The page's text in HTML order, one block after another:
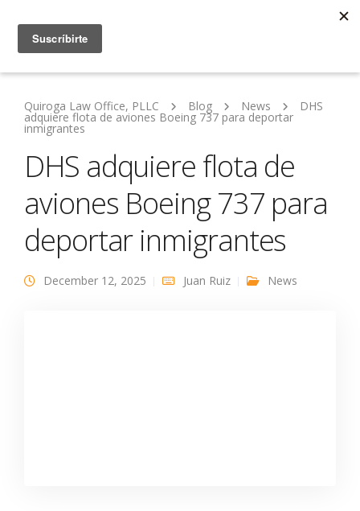
Quiroga Law Office, PLLC Blog News DHS
adquiere flota de aviones Boeing 737 para deportar
inmigrantes
DHS adquiere flota de
aviones Boeing 737 para
deportar inmigrantes
December 12, 2025 Juan Ruiz News